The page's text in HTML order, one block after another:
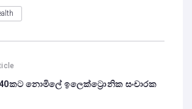
40කට නොමිලේ ඉලෙක්ට්‍රොනික සංචාරක